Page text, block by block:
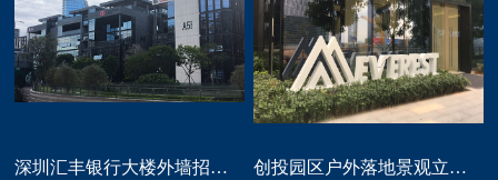
深圳汇丰银行大楼外墙招牌logo标识制作 创投园区户外落地景观立体字大型标识制作